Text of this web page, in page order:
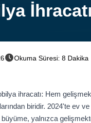
İhracatı
Okuma Süresi: 8 Dakika
ihracatı: Hem
biridir. 2024'te ev
yalnızca